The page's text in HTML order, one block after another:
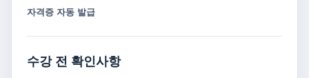
자격증 자동 발급
수강 전 확인사항